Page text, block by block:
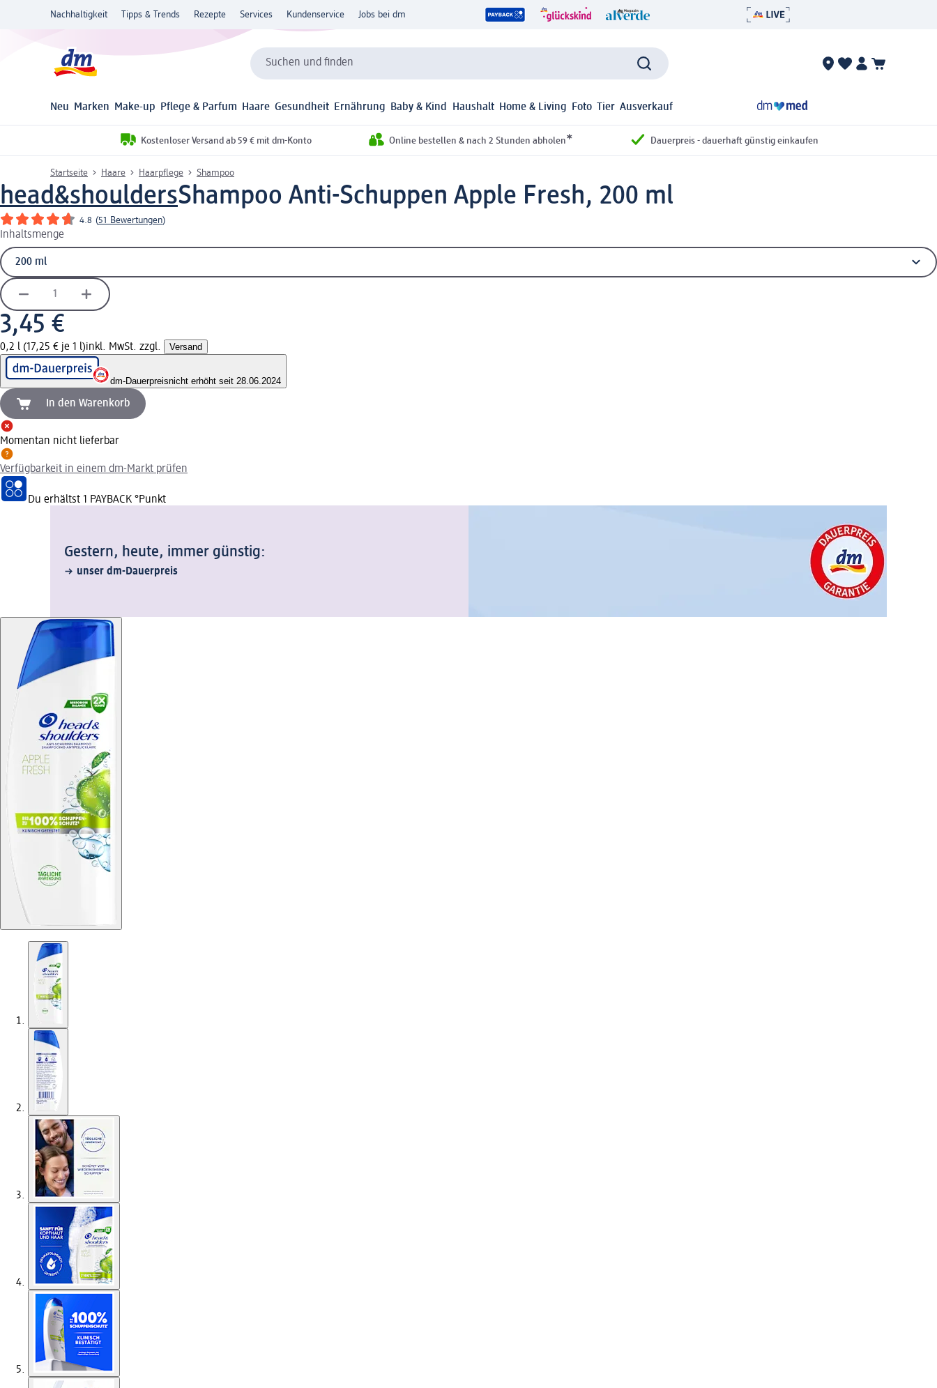
Nachhaltigkeit Tipps & Trends Rezepte Services Kundenservice Jobs bei dm
Suchen und finden
Neu Marken Make-up Pflege & Parfum Haare Gesundheit Ernährung Baby & Kind Haushalt Home & Living Foto Tier Ausverkauf
Kostenloser Versand ab 59 € mit dm-Konto Online bestellen & nach 2 Stunden abholen* Dauerpreis - dauerhaft günstig einkaufen
Startseite Haare Haarpflege Shampoo
head&shouldersShampoo Anti-Schuppen Apple Fresh, 200 ml
4.8 (51 Bewertungen)
Inhaltsmenge
3,45 €
0,2 l (17,25 € je 1 l)inkl. MwSt. zzgl. Versand
dm-Dauerpreisnicht erhöht seit 28.06.2024
In den Warenkorb
Momentan nicht lieferbar
Verfügbarkeit in einem dm-Markt prüfen
Du erhältst 1 PAYBACK °Punkt
Gestern, heute, immer günstig:
unser dm-Dauerpreis